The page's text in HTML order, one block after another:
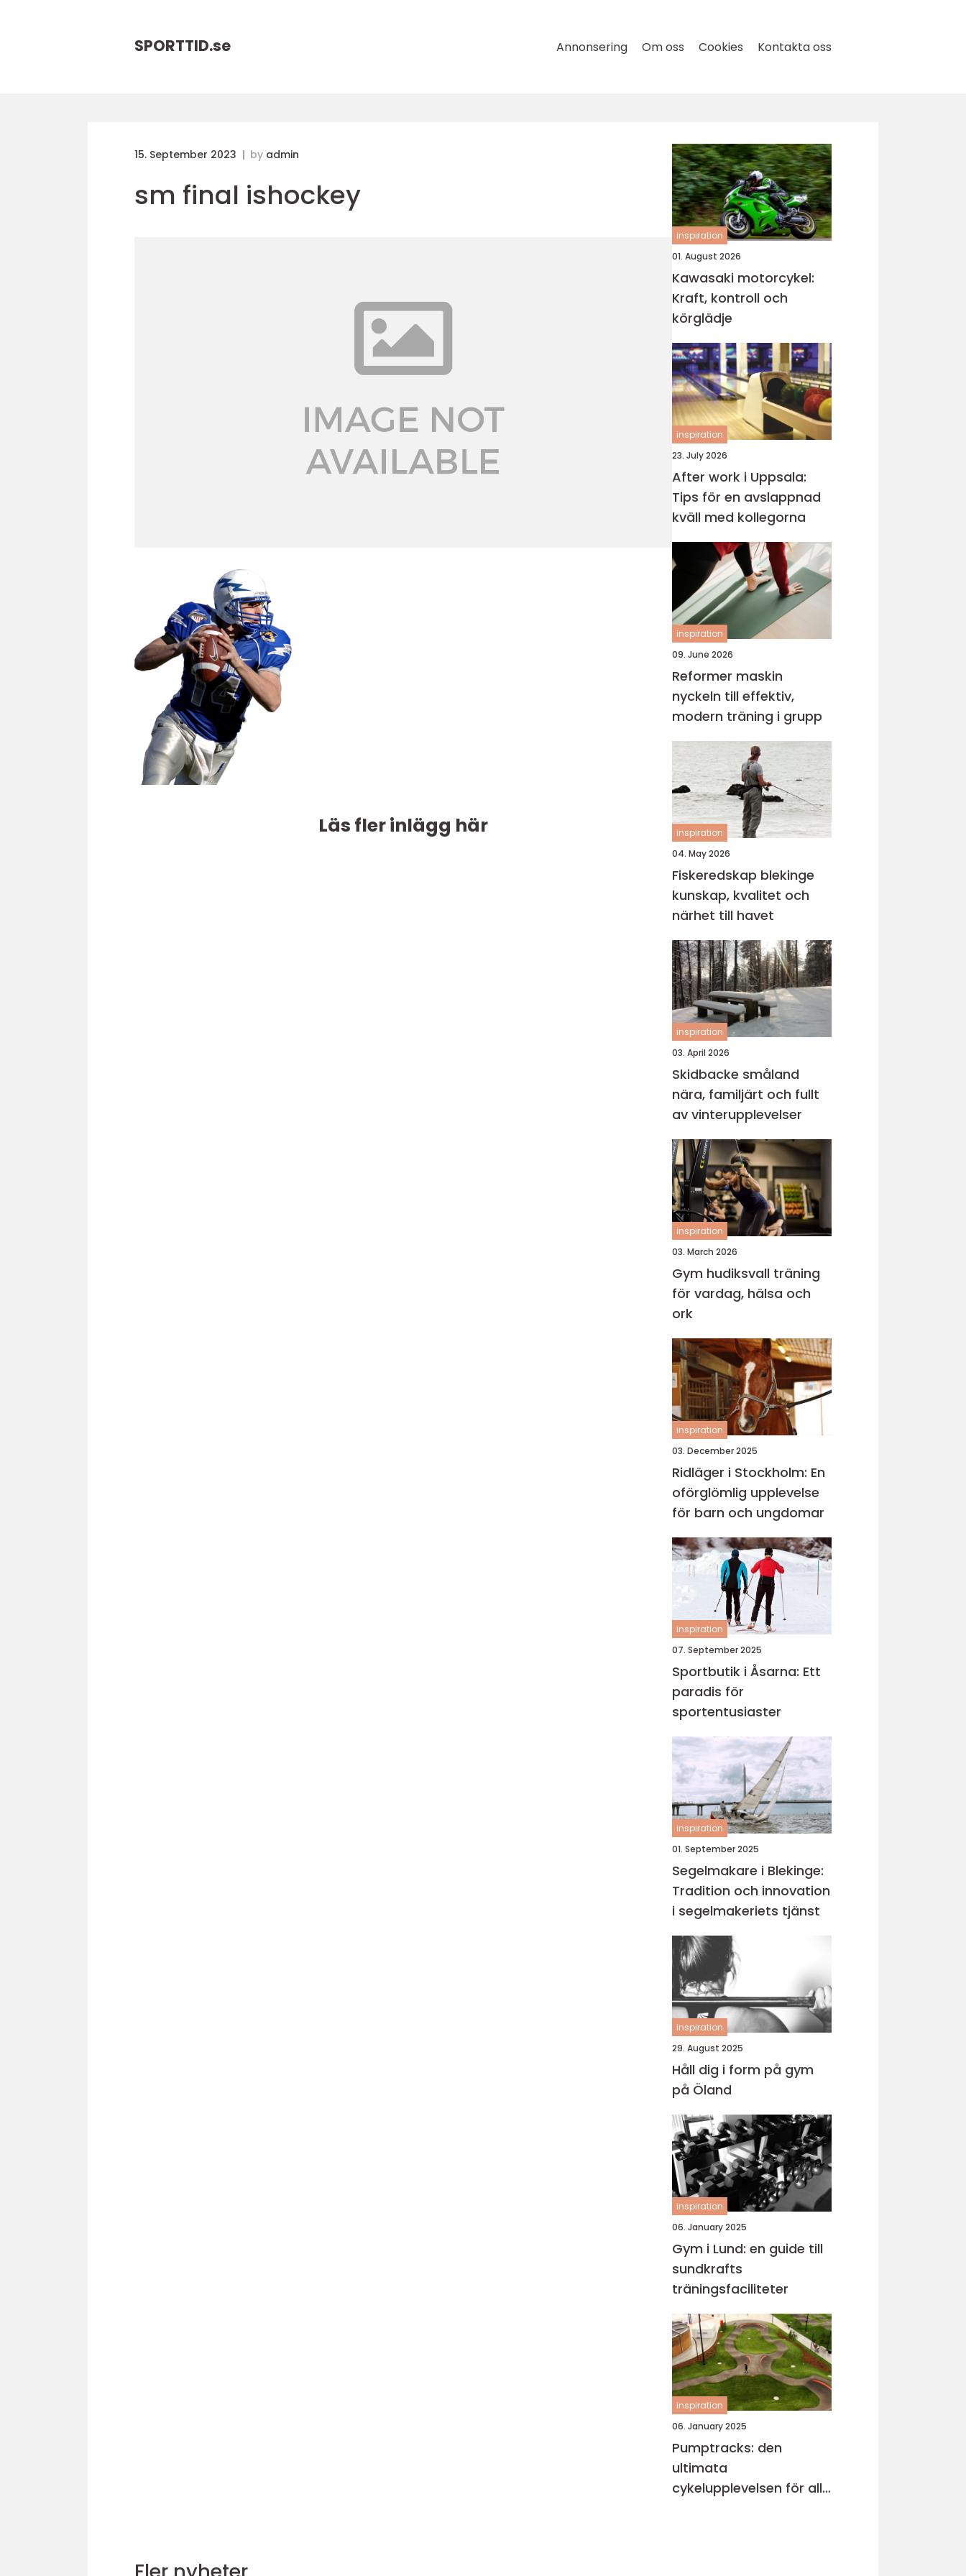
SPORTTID.se Annonsering Om oss Cookies Kontakta oss
15. September 2023 by admin
sm final ishockey
Läs fler inlägg här
inspiration
01. August 2026
Kawasaki motorcykel:
Kraft, kontroll och
körglädje
inspiration
23. July 2026
After work i Uppsala:
Tips för en avslappnad
kväll med kollegorna
inspiration
09. June 2026
Reformer maskin
nyckeln till effektiv,
modern träning i grupp
inspiration
04. May 2026
Fiskeredskap blekinge
kunskap, kvalitet och
närhet till havet
inspiration
03. April 2026
Skidbacke småland
nära, familjärt och fullt
av vinterupplevelser
inspiration
03. March 2026
Gym hudiksvall träning
för vardag, hälsa och
ork
inspiration
03. December 2025
Ridläger i Stockholm: En
oförglömlig upplevelse
för barn och ungdomar
inspiration
07. September 2025
Sportbutik i Åsarna: Ett
paradis för
sportentusiaster
inspiration
01. September 2025
Segelmakare i Blekinge:
Tradition och innovation
i segelmakeriets tjänst
inspiration
29. August 2025
Håll dig i form på gym
på Öland
inspiration
06. January 2025
Gym i Lund: en guide till
sundkrafts
träningsfaciliteter
inspiration
06. January 2025
Pumptracks: den
ultimata
cykelupplevelsen för alla